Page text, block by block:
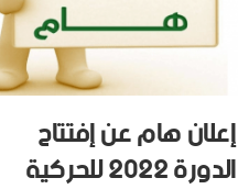
إعلان هام عن إفتتاح
الدورة 2022 للحركية